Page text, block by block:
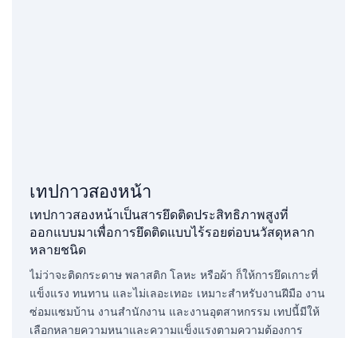
เทปกาวสองหน้า
เทปกาวสองหน้าเป็นสารยึดติดประสิทธิภาพสูงที่
ออกแบบมาเพื่อการยึดติดแบบไร้รอยต่อบนวัสดุหลาก
หลายชนิด
ไม่ว่าจะติดกระดาษ พลาสติก โลหะ หรือผ้า ก็ให้การยึดเกาะที่
แข็งแรง ทนทาน และไม่เลอะเทอะ เหมาะสำหรับงานฝีมือ งาน
ซ่อมแซมบ้าน งานสำนักงาน และงานอุตสาหกรรม เทปนี้มีให้
เลือกหลายความหนาและความแข็งแรงตามความต้องการ